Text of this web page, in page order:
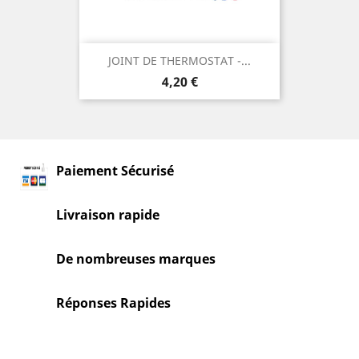
JOINT DE THERMOSTAT -...
Prix
4,20 €
Paiement Sécurisé
Livraison rapide
De nombreuses marques
Réponses Rapides